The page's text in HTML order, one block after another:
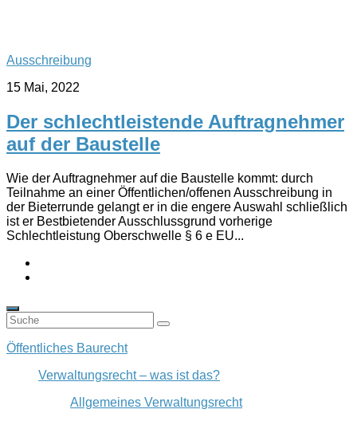
Ausschreibung
15 Mai, 2022
Der schlechtleistende Auftragnehmer
auf der Baustelle
Wie der Auftragnehmer auf die Baustelle kommt: durch
Teilnahme an einer Öffentlichen/offenen Ausschreibung in
der Bieterrunde gelangt er in die engere Auswahl schließlich
ist er Bestbietender Ausschlussgrund vorherige
Schlechtleistung Oberschwelle § 6 e EU...
Öffentliches Baurecht
Verwaltungsrecht – was ist das?
Allgemeines Verwaltungsrecht